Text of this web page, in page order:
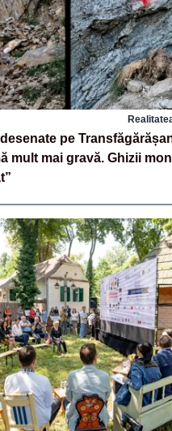
pe
mult mai gravă. Ghizii